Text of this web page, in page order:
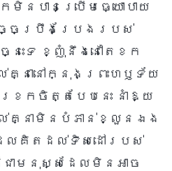
មិនបានប្រើមធ្យោបាយ
ចប្រឹងប្រែងរបស់
ះទេ ខ្ញុំនឹងនៅតែខក
គ្នានៅក្នុងព្រះហឫទ័យ
ខកចិត្តបែបនេះ នាំឱ្យ
ល់គ្នាមិនបំភាន់ខ្លួនឯង
ែលគិតដល់ទិសដៅរបស់
ជាមនុស្សដែលមិនអាច